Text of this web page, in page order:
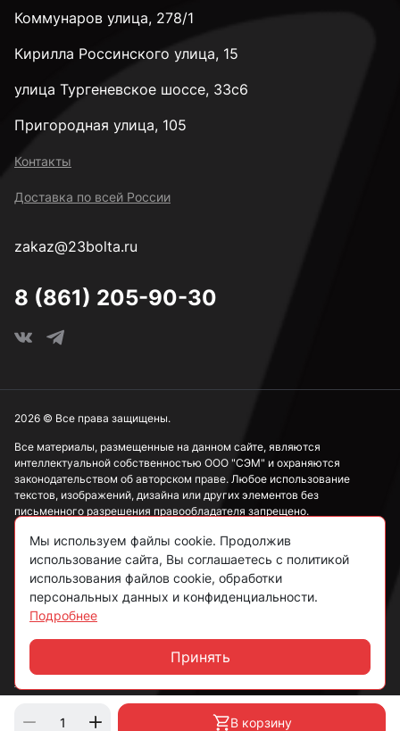
В корзину
Коммунаров улица, 278/1
Кирилла Россинского улица, 15
улица Тургеневское шоссе, 33с6
Пригородная улица, 105
Контакты
Доставка по всей России
zakaz@23bolta.ru
8 (861) 205-90-30
Все материалы, размещенные на данном сайте, являются
интеллектуальной собственностью ООО "СЭМ" и охраняются
законодательством об авторском праве. Любое использование
текстов, изображений, дизайна или других элементов без
письменного разрешения правообладателя запрещено.
Информация, представленная на сайте, носит исключительно
ознакомительный характер и не может рассматриваться как
публичная оферта в соответствии со ст. 437 ГК РФ.
Политика конфиденциальности
Согласие на обработку данных
Пользовательское соглашение
2026 © Все права защищены.
Мы используем файлы cookie. Продолжив
использование сайта, Вы соглашаетесь с политикой
использования файлов cookie, обработки
персональных данных и конфиденциальности.
Подробнее
Принять
Чат